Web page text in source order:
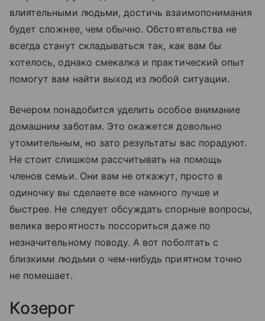
влиятельными людьми, достичь взаимопонимания
будет сложнее, чем обычно. Обстоятельства не
всегда станут складываться так, как вам бы
хотелось, однако смекалка и практический опыт
помогут вам найти выход из любой ситуации.
Вечером понадобится уделить особое внимание
домашним заботам. Это окажется довольно
утомительным, но зато результаты вас порадуют.
Не стоит слишком рассчитывать на помощь
членов семьи. Они вам не откажут, просто в
одиночку вы сделаете все намного лучше и
быстрее. Не следует обсуждать спорные вопросы,
велика вероятность поссориться даже по
незначительному поводу. А вот поболтать с
близкими людьми о чем-нибудь приятном точно
не помешает.
Козерог